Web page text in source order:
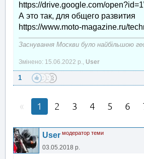
https://drive.google.com/
А это так, для общего развития
https://www.moto-magazine.ru/
Заснування Москви було найбільшою
Змінено: 15.06.2022 р., User
1
1 2 3 4 5 6
User модератор теми
03.05.2018 р.